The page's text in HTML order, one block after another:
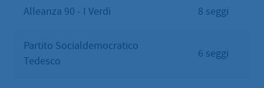
Alleanza 90 - I Verdi 8 seggi
Partito Socialdemocratico
Tedesco
6 seggi